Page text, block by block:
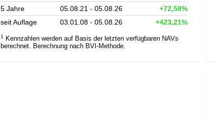
5 Jahre
05.08.21 - 05.08.26
+72,58%
seit Auflage
03.01.08 - 05.08.26 +423,21%
1
Kennzahlen werden auf Basis der letzten verfügbaren NAVs
berechnet. Berechnung nach BVI-Methode.